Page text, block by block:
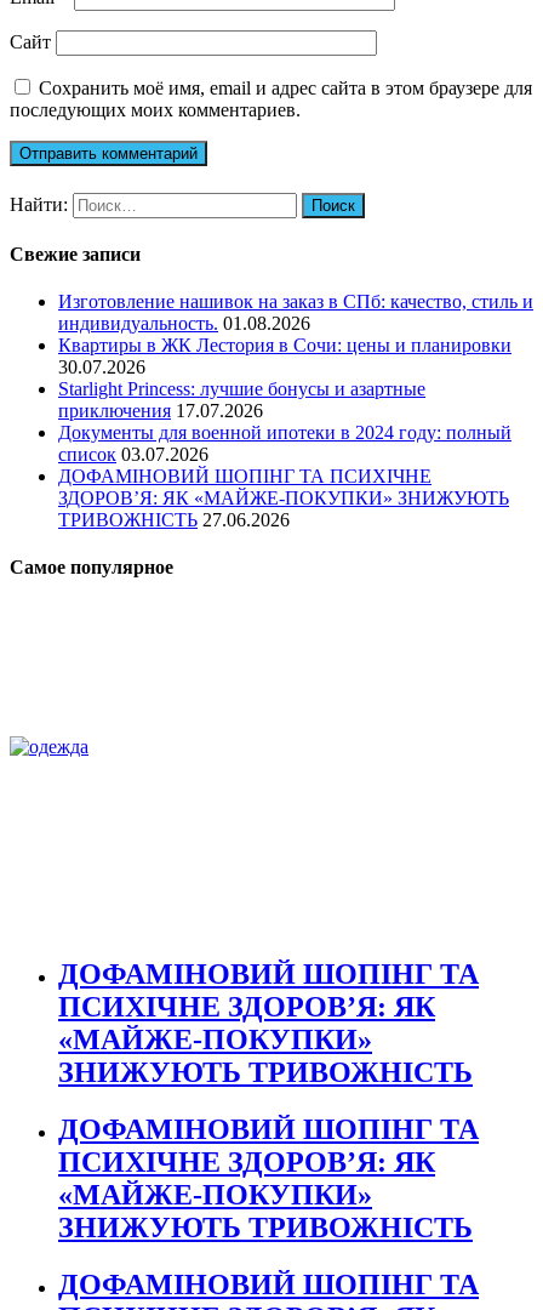
Сайт
Сохранить моё имя, email и адрес сайта в этом браузере для
последующих моих комментариев.
Найти:
Свежие записи
Изготовление нашивок на заказ в СПб: качество, стиль и
индивидуальность. 01.08.2026
Квартиры в ЖК Лестория в Сочи: цены и планировки
30.07.2026
Starlight Princess: лучшие бонусы и азартные
приключения 17.07.2026
Документы для военной ипотеки в 2024 году: полный
список 03.07.2026
ДОФАМІНОВИЙ ШОПІНГ ТА ПСИХІЧНЕ
ЗДОРОВ’Я: ЯК «МАЙЖЕ-ПОКУПКИ» ЗНИЖУЮТЬ
ТРИВОЖНІСТЬ 27.06.2026
Самое популярное
ДОФАМІНОВИЙ ШОПІНГ ТА
ПСИХІЧНЕ ЗДОРОВ’Я: ЯК
«МАЙЖЕ-ПОКУПКИ»
ЗНИЖУЮТЬ ТРИВОЖНІСТЬ
ДОФАМІНОВИЙ ШОПІНГ ТА
ПСИХІЧНЕ ЗДОРОВ’Я: ЯК
«МАЙЖЕ-ПОКУПКИ»
ЗНИЖУЮТЬ ТРИВОЖНІСТЬ
ДОФАМІНОВИЙ ШОПІНГ ТА